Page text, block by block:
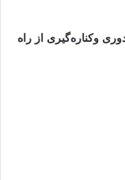
وکناره‌گیری از راه